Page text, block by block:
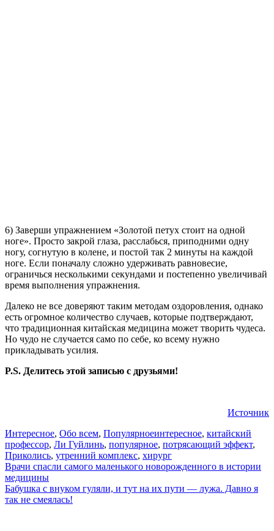
6) Заверши упражнением «Золотой петух стоит на одной
ноге». Просто закрой глаза, расслабься, приподними одну
ногу, согнутую в колене, и постой так 2 минуты на каждой
ноге. Если поначалу сложно удерживать равновесие,
ограничься несколькими секундами и постепенно увеличивай
время выполнения упражнения.
Далеко не все доверяют таким методам оздоровления, однако
есть огромное количество случаев, которые подтверждают,
что традиционная китайская медицина может творить чудеса.
Но чудо не случается само по себе, ко всему нужно
прикладывать усилия.
P.S. Делитесь этой записью с друзьями!
Источник
Интересное, Обо всем, Популярноеинтересное, китайский
профессор, Ли Гуйлинь, популярное, потрясающий эффект,
Приколись, утренний комплекс, хирург
Навигация
по
записям
Врачи спасли самого маленького новорожденного в истории
медицины
Бабушка с внуком гуляли, и тут на их пути — лужа. Давно я
так не смеялась!